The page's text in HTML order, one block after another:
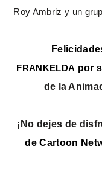
Roy Ambriz y un
FRANKELDA por
de la
¡No dejes de
de Cartoon